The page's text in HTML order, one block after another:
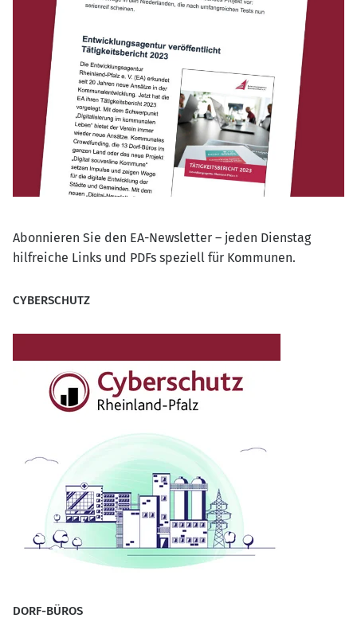
Abonnieren Sie den EA-Newsletter – jeden Dienstag
hilfreiche Links und PDFs speziell für Kommunen.
CYBERSCHUTZ
DORF-BÜROS